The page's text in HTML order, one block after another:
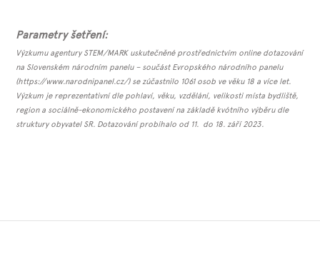
Parametry šetření:
Výzkumu agentury STEM/MARK uskutečněné prostřednictvím online dotazování
na Slovenském národním panelu – součást Evropského národního panelu
(https://www.narodnipanel.cz/) se zúčastnilo 1061 osob ve věku 18 a více let.
Výzkum je reprezentativní dle pohlaví, věku, vzdělání, velikosti místa bydliště,
region a sociálně-ekonomického postavení na základě kvótního výběru dle
struktury obyvatel SR. Dotazování probíhalo od 11. do 18. září 2023.